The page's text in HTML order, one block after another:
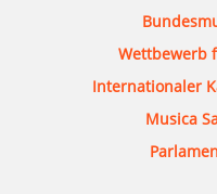
Wettbewerb
Internationaler
Musica